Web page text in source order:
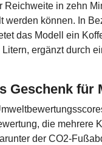
Reichweite in zehn
werden können. In
das Modell ein
ergänzt durch
Geschenk für
die mehrere
der CO2-